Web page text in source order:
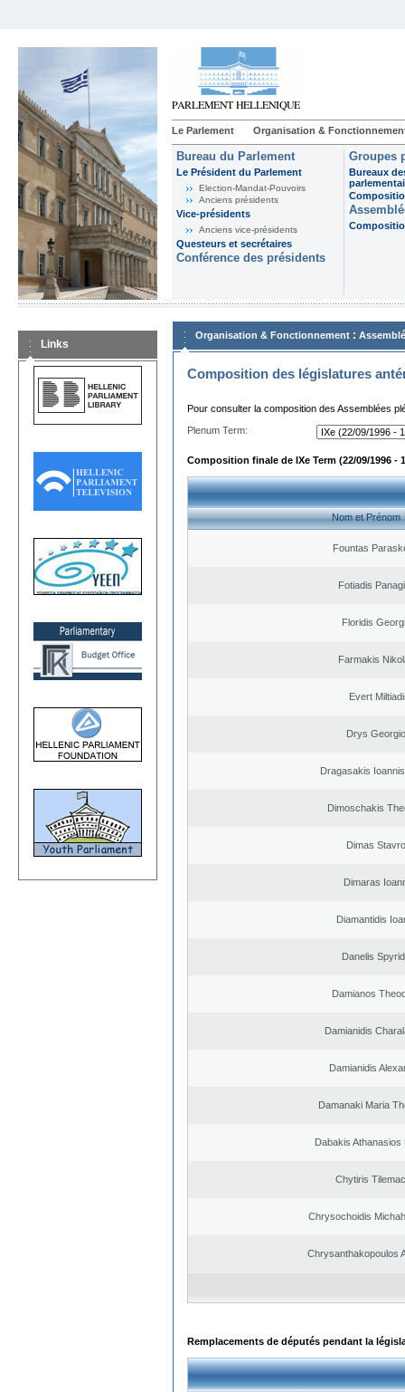
Le Parlement Organisation &
Bureau du Parlement
Le Président du Parlement
Election-Mandat-Pouvoirs
Anciens présidents
Vice-présidents
Anciens vice-présidents
Questeurs et secrétaires
Conférence des présidents
Groupes
Bureaux
Links
Organisation & Fonctionnement :
Composition des législatures
Pour consulter la composition des Assemblées
Plenum Term:
Composition finale de IXe Term (22/09/1996 -
Nom et Prénom
Fountas
Fotiadis
Floridis
Farmakis
Evert
Drys
Dragasakis
Dimoschakis
Dimas
Dimaras
Diamantidis
Danelis
Damianos
Damianidis
Damianidis
Damanaki Maria
Dabakis Athanasios
Chytiris
Chrysochoidis
Chrysanthakopoulos
Remplacements de députés pendant la